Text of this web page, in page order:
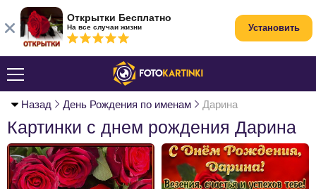
Назад День Рождения по именам Дарина
Картинки с днем рождения Дарина
Открытки Бесплатно
На все случаи жизни Установить